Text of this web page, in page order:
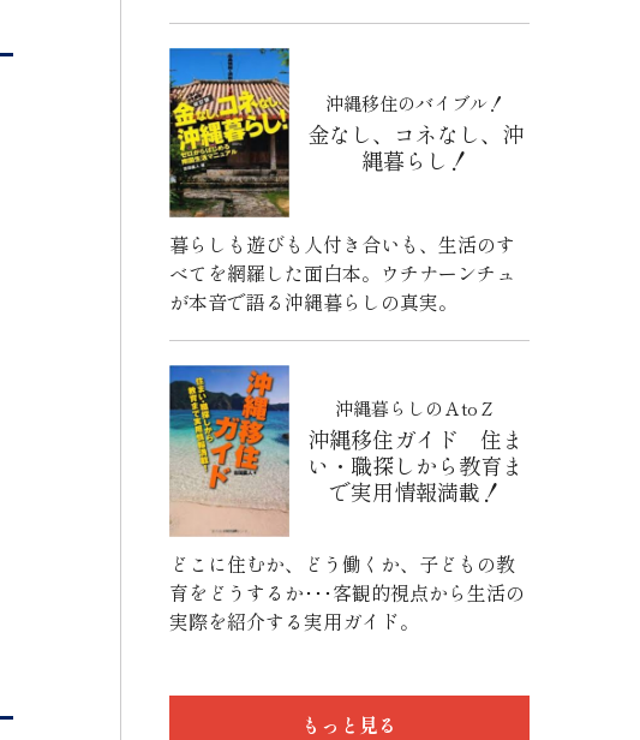
沖縄移住のバイブル！
金なし、コネなし、沖
縄暮らし！
暮らしも遊びも人付き合いも、生活のす
べてを網羅した面白本。ウチナーンチュ
が本音で語る沖縄暮らしの真実。
沖縄暮らしのＡtoＺ
沖縄移住ガイド 住ま
い・職探しから教育ま
で実用情報満載！
どこに住むか、どう働くか、子どもの教
育をどうするか･･･客観的視点から生活の
実際を紹介する実用ガイド。
もっと見る